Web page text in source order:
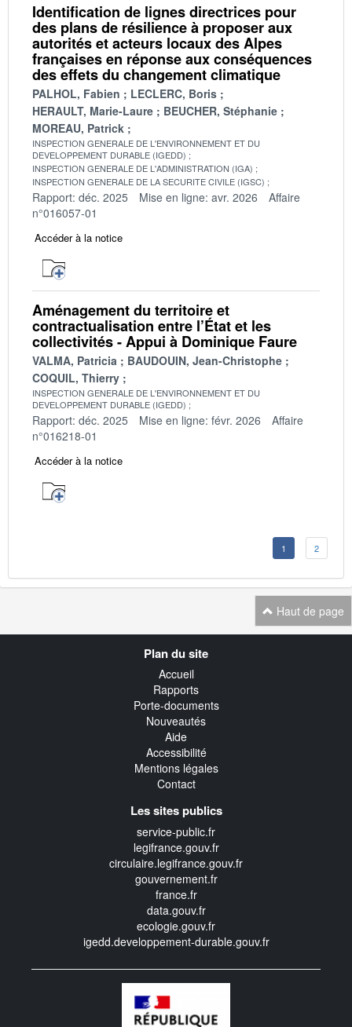
Identification de lignes directrices pour
des plans de résilience à proposer aux
autorités et acteurs locaux des Alpes
françaises en réponse aux conséquences
des effets du changement climatique
PALHOL, Fabien
LECLERC, Boris
HERAULT, Marie-Laure
BEUCHER, Stéphanie
MOREAU, Patrick
INSPECTION GENERALE DE L'ENVIRONNEMENT ET DU
DEVELOPPEMENT DURABLE (IGEDD)
INSPECTION GENERALE DE L'ADMINISTRATION (IGA)
INSPECTION GENERALE DE LA SECURITE CIVILE (IGSC)
Rapport: déc. 2025 Mise en ligne: avr. 2026
Affaire
n°016057-01
Accéder à la notice
Aménagement du territoire et
contractualisation entre l’État et les
collectivités - Appui à Dominique Faure
VALMA, Patricia
BAUDOUIN, Jean-Christophe
COQUIL, Thierry
INSPECTION GENERALE DE L'ENVIRONNEMENT ET DU
DEVELOPPEMENT DURABLE (IGEDD)
Rapport: déc. 2025 Mise en ligne: févr. 2026
Affaire
n°016218-01
Accéder à la notice
1 2
Haut de page
Plan du site
Accueil
Rapports
Porte-documents
Nouveautés
Aide
Accessibilité
Mentions légales
Contact
Les sites publics
service-public.fr
legifrance.gouv.fr
circulaire.legifrance.gouv.fr
gouvernement.fr
france.fr
data.gouv.fr
ecologie.gouv.fr
igedd.developpement-durable.gouv.fr